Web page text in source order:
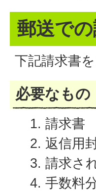
郵送で
下記請求書
必要なもの
請求書
返信用
請求さ
手数料